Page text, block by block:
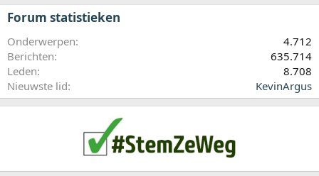
Forum statistieken
Onderwerpen
4.712
Berichten
635.714
Leden
8.708
Nieuwste lid
KevinArgus